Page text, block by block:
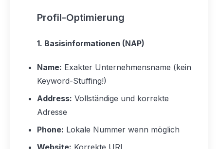
Profil-Optimierung
1. Basisinformationen (NAP)
Name: Exakter Unternehmensname (kein
Keyword-Stuffing!)
Address: Vollständige und korrekte
Adresse
Phone: Lokale Nummer wenn möglich
Website: Korrekte URL